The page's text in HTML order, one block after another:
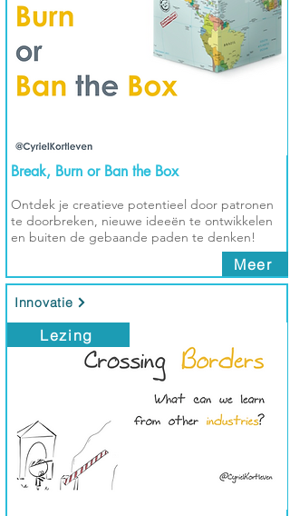
Break, Burn or Ban the Box
Ontdek je creatieve potentieel door patronen
te doorbreken, nieuwe ideeën te ontwikkelen
en buiten de gebaande paden te denken!
Meer
Innovatie
Lezing